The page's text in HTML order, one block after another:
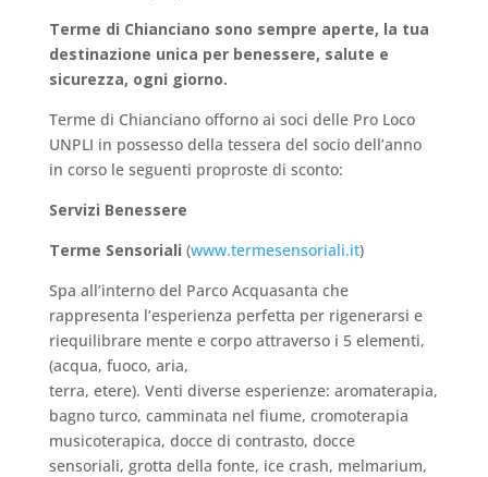
Terme di Chianciano sono sempre aperte, la tua
destinazione unica per benessere, salute e
sicurezza, ogni giorno.
Terme di Chianciano offorno ai soci delle Pro Loco
UNPLI in possesso della tessera del socio dell’anno
in corso le seguenti proproste di sconto:
Servizi Benessere
Terme Sensoriali (www.termesensoriali.it)
Spa all’interno del Parco Acquasanta che
rappresenta l’esperienza perfetta per rigenerarsi e
riequilibrare mente e corpo attraverso i 5 elementi,
(acqua, fuoco, aria,
terra, etere). Venti diverse esperienze: aromaterapia,
bagno turco, camminata nel fiume, cromoterapia
musicoterapica, docce di contrasto, docce
sensoriali, grotta della fonte, ice crash, melmarium,